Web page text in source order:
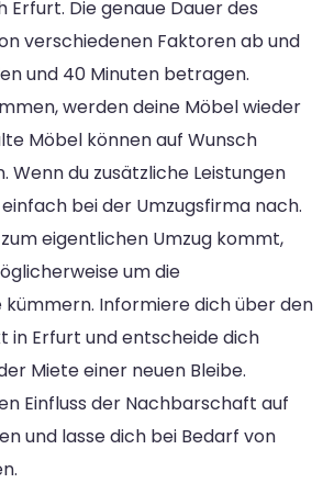
Erfurt. Die genaue Dauer des
verschiedenen Faktoren ab und
und 40 Minuten betragen.
werden deine Möbel wieder
Möbel können auf Wunsch
Wenn du zusätzliche Leistungen
bei der Umzugsfirma nach.
eigentlichen Umzug kommt,
um die
kümmern. Informiere dich über den
in Erfurt und entscheide dich
Miete einer neuen Bleibe.
Einfluss der Nachbarschaft auf
und lasse dich bei Bedarf von